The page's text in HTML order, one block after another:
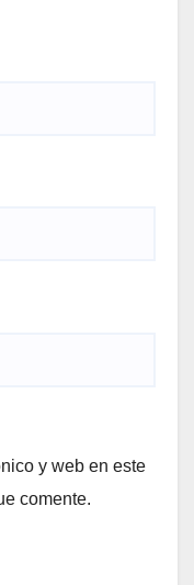
y web en este
comente.